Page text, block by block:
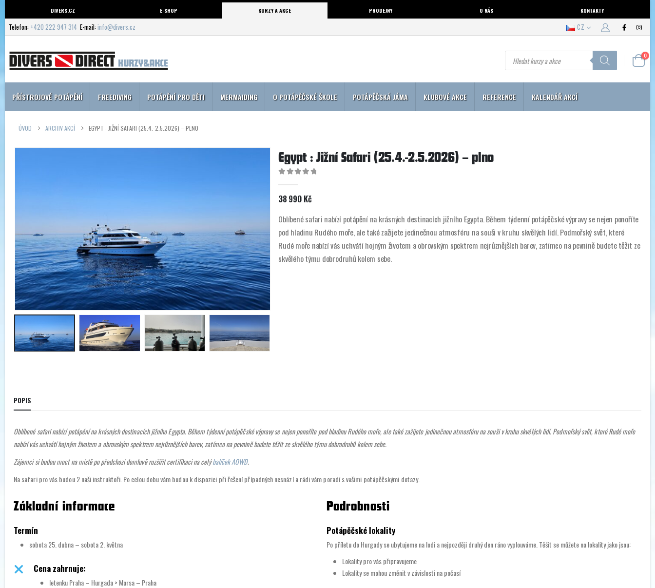
DIVERS.CZ E-SHOP KURZY A AKCE PRODEJNY O NÁS KONTAKTY
Telefon: +420 222 947 314 E-mail:info@divers.cz CZ
Products
search 0
PŘÍSTROJOVÉ POTÁPĚNÍ FREEDIVING POTÁPĚNÍ PRO DĚTI MERMAIDING O POTÁPĚČSKÉ ŠKOLE POTÁPĚČSKÁ JÁMA KLUBOVÉ AKCE REFERENCE KALENDÁŘ AKCÍ
ÚVOD ARCHIV AKCÍ EGYPT : JIŽNÍ SAFARI (25.4.-2.5.2026) – PLNO
Egypt : Jižní Safari (25.4.-2.5.2026) – plno
38 990 Kč
Oblíbené safari nabízí potápění na krásných destinacích jižního Egypta. Během týdenní potápěčské výpravy se nejen ponoříte
pod hladinu Rudého moře, ale také zažijete jedinečnou atmosféru na souši v kruhu skvělých lidí. Podmořský svět, které
Rudé moře nabízí vás uchvátí hojným životem a obrovským spektrem nejrůznějších barev, zatímco na pevnině budete těžit ze
skvělého týmu dobrodruhů kolem sebe.
POPIS
Oblíbené safari nabízí potápění na krásných destinacích jižního Egypta. Během týdenní potápěčské výpravy se nejen ponoříte pod hladinu Rudého moře, ale také zažijete jedinečnou atmosféru na souši v kruhu skvělých lidí. Podmořský svět, které Rudé moře
nabízí vás uchvátí hojným životem a obrovským spektrem nejrůznějších barev, zatímco na pevnině budete těžit ze skvělého týmu dobrodruhů kolem sebe.
Zájemci si budou moct na místě po předchozí domluvě rozšířit certifikaci na celýbalíček AOWD.
Na safari pro vás budou 2 naši instruktoři. Po celou dobu vám budou k dispozici při řešení případných nesnází a rádi vám poradí s vašimi potápěčskými dotazy.
Základní informace
Termín
sobota 25. dubna – sobota 2. května
Cena zahrnuje:
letenku Praha – Hurgada > Marsa – Praha
Podrobnosti
Potápěčské lokality
Po příletu do Hurgady se ubytujeme na lodi a nejpozději druhý den ráno vyplouváme. Těšit se můžete na lokality jako jsou:
Lokality pro vás připravujeme
Lokality se mohou změnit v závislosti na počasí